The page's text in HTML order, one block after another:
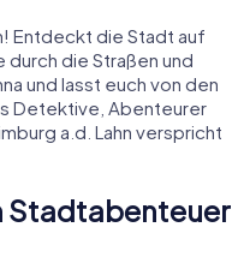
Entdeckt die Stadt auf
durch die Straßen und
und lasst euch von den
Detektive, Abenteurer
a.d. Lahn verspricht
Stadtabenteuer